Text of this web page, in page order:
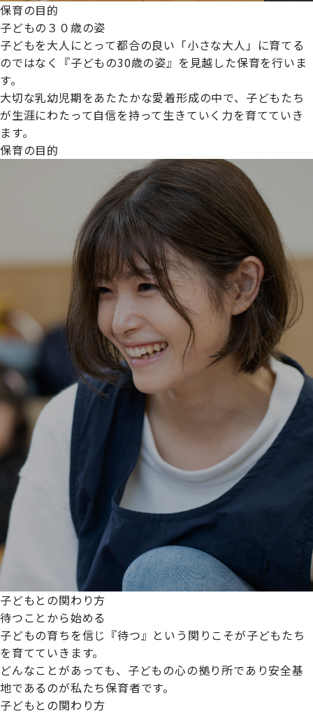
プライムスターほいくえんグループは女性が安心して働き
続けられる環境づくりに取り組んでおり、厚生労働省の
【えるぼし認定(☆☆)】
保育の目的
子どもの３０歳の姿
子どもを大人にとって都合の良い「小さな大人」に育てる
のではなく『子どもの30歳の姿』を見越した保育を行いま
す。
大切な乳幼児期をあたたかな愛着形成の中で、子どもたち
が生涯にわたって自信を持って生きていく力を育てていき
ます。
保育の目的
子どもとの関わり方
待つことから始める
子どもの育ちを信じ『待つ』という関りこそが子どもたち
を育てていきます。
どんなことがあっても、子どもの心の拠り所であり安全基
地であるのが私たち保育者です。
子どもとの関わり方